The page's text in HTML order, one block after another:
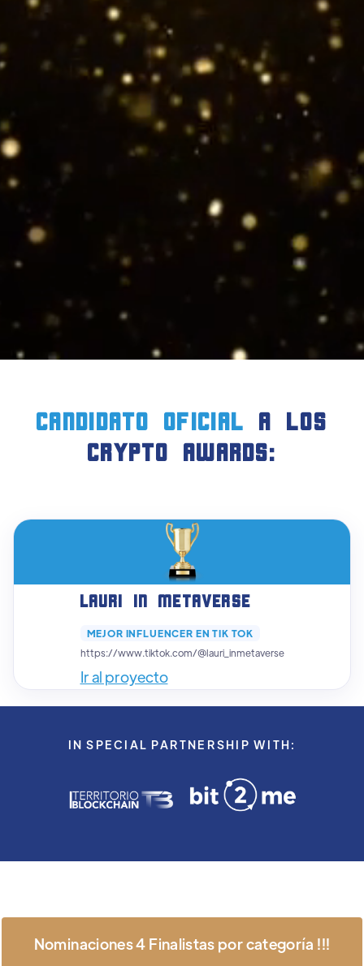
candidato oficial a LOS
crypto AWARDS:
Lauri in Metaverse
MEJOR INFLUENCER EN TIK TOK
https://www.tiktok.com/@lauri_inmetaverse
Ir al proyecto
IN SPECIAL PARTNERSHIP WITH:
Nominaciones 4 Finalistas por categoría !!!